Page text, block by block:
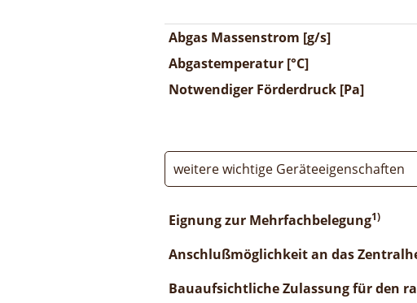
Abgas Massenstrom [g/s]
Abgastemperatur [°C]
Notwendiger Förderdruck [Pa]
weitere wichtige Geräteeigenschaften
Eignung zur Mehrfachbelegung1)
Anschlußmöglichkeit an das
Bauaufsichtliche Zulassung für den